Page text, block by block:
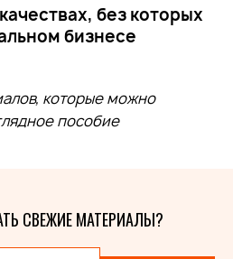
без которых
бизнесе
которые можно
пособие
СВЕЖИЕ МАТЕРИАЛЫ?